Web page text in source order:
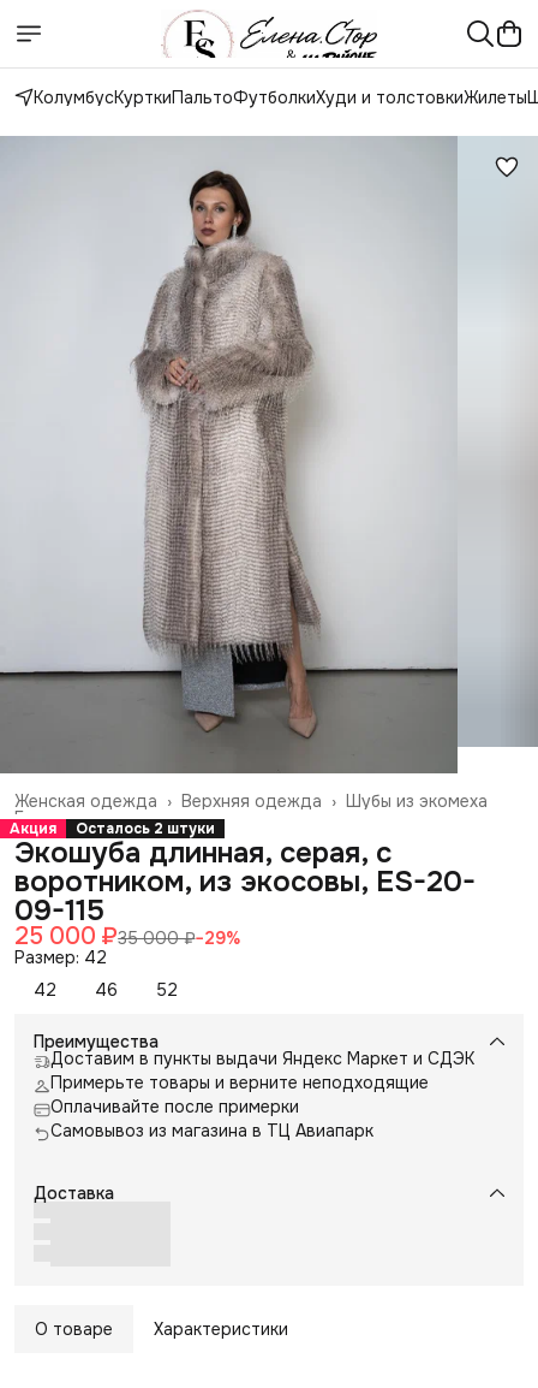
КолумбусКурткиПальтоФутболкиХуди и толстовкиЖилеты
Шубы из экомеха
Верхняя одежда ›
Женская одежда ›
Главная ›
Акция Осталось 2 штуки
Экошуба длинная, серая, с
воротником, из экосовы, ES-20-
09-115
25 000 ₽35 000 ₽−29%
Размер: 42
42
46 52
Преимущества
Доставим в пункты выдачи Яндекс Маркет и СДЭК
Примерьте товары и верните неподходящие
Оплачивайте после примерки
Самовывоз из магазина в ТЦ Авиапарк
Доставка
О товаре Характеристики